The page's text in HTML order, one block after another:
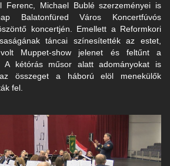
Ferenc, Michael Bublé szerzeményei is
Balatonfüred Város Koncertfúvós
koncertjén. Emellett a Reformkori
táncai színesítették az estet,
Muppet-show jelenet és feltűnt a
A kétórás műsor alatt adományokat is
összeget a háború elöl menekülők
fel.